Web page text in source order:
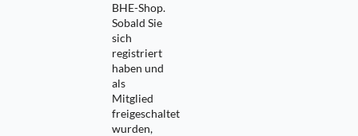
BHE-Shop.
Sobald Sie
sich
registriert
haben und
als
Mitglied
freigeschaltet
wurden,